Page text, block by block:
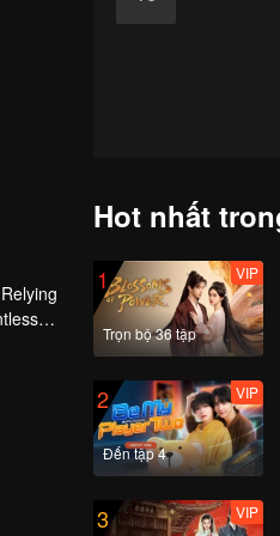
the
Hot nhất
1
Trọn bộ 36 tập
VIP
2
Đến tập 4
VIP
3 VIP